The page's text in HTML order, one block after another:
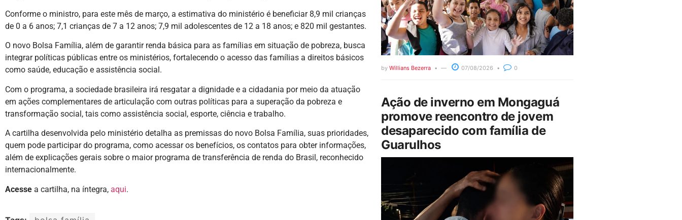
Conforme o ministro, para este mês de março, a estimativa do ministério é beneficiar 8,9 mil crianças
de 0 a 6 anos; 7,1 crianças de 7 a 12 anos; 7,9 mil adolescentes de 12 a 18 anos; e 820 mil gestantes.
O novo Bolsa Família, além de garantir renda básica para as famílias em situação de pobreza, busca
integrar políticas públicas entre os ministérios, fortalecendo o acesso das famílias a direitos básicos
como saúde, educação e assistência social.
Com o programa, a sociedade brasileira irá resgatar a dignidade e a cidadania por meio da atuação
em ações complementares de articulação com outras políticas para a superação da pobreza e
transformação social, tais como assistência social, esporte, ciência e trabalho.
A cartilha desenvolvida pelo ministério detalha as premissas do novo Bolsa Família, suas prioridades,
quem pode participar do programa, como acessar os benefícios, os contatos para obter informações,
além de explicações gerais sobre o maior programa de transferência de renda do Brasil, reconhecido
internacionalmente.
Acesse a cartilha, na íntegra, aqui.
by Willians Bezerra 07/08/2026 0
Ação de inverno em Mongaguá
promove reencontro de jovem
desaparecido com família de
Guarulhos